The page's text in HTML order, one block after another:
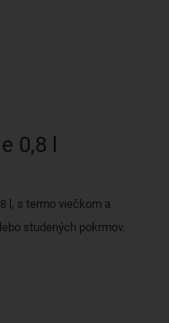
0,8 l
l, s termo viečkom a
studených pokrmov.